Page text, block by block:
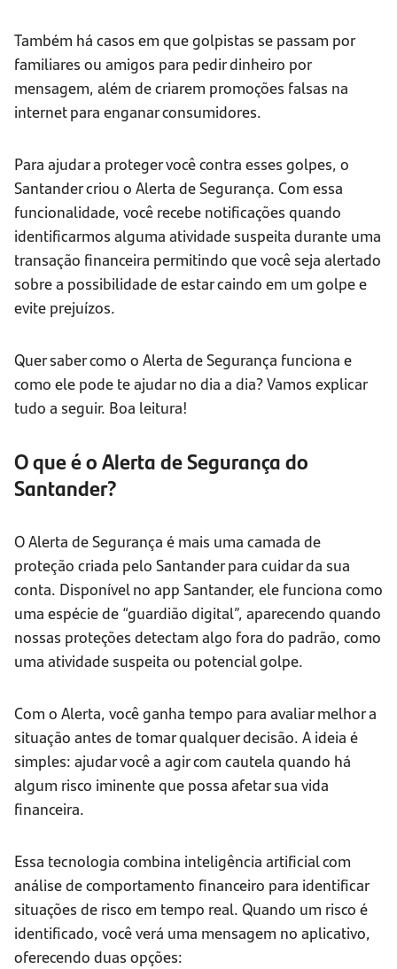
Também há casos em que golpistas se passam por
familiares ou amigos para pedir dinheiro por
mensagem, além de criarem promoções falsas na
internet para enganar consumidores.
Para ajudar a proteger você contra esses golpes, o
Santander criou o Alerta de Segurança. Com essa
funcionalidade, você recebe notificações quando
identificarmos alguma atividade suspeita durante uma
transação financeira permitindo que você seja alertado
sobre a possibilidade de estar caindo em um golpe e
evite prejuízos.
Quer saber como o Alerta de Segurança funciona e
como ele pode te ajudar no dia a dia? Vamos explicar
tudo a seguir. Boa leitura!
O que é o Alerta de Segurança do
Santander?
O Alerta de Segurança é mais uma camada de
proteção criada pelo Santander para cuidar da sua
conta. Disponível no app Santander, ele funciona como
uma espécie de “guardião digital”, aparecendo quando
nossas proteções detectam algo fora do padrão, como
uma atividade suspeita ou potencial golpe.
Com o Alerta, você ganha tempo para avaliar melhor a
situação antes de tomar qualquer decisão. A ideia é
simples: ajudar você a agir com cautela quando há
algum risco iminente que possa afetar sua vida
financeira.
Essa tecnologia combina inteligência artificial com
análise de comportamento financeiro para identificar
situações de risco em tempo real. Quando um risco é
identificado, você verá uma mensagem no aplicativo,
oferecendo duas opções: